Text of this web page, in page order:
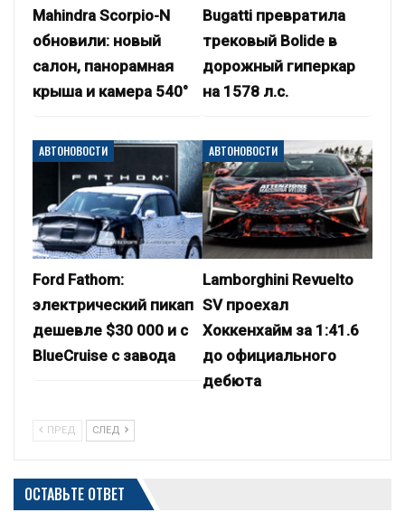
Mahindra Scorpio-N
обновили: новый
салон, панорамная
крыша и камера 540°
Bugatti превратила
трековый Bolide в
дорожный гиперкар
на 1578 л.с.
АВТОНОВОСТИ
Ford Fathom:
электрический пикап
дешевле $30 000 и с
BlueCruise с завода
АВТОНОВОСТИ
Lamborghini Revuelto
SV проехал
Хоккенхайм за 1:41.6
до официального
дебюта
ПРЕД СЛЕД
ОСТАВЬТЕ ОТВЕТ